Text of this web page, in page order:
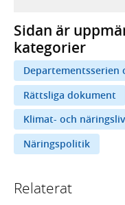
Sidan är
kategorier
Rättsliga dokument
Klimat- och
Näringspolitik
Relaterat